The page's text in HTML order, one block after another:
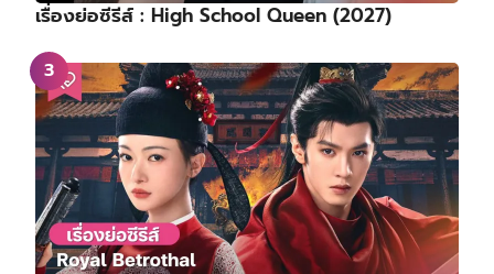
เรื่องย่อซีรีส์ : High School Queen (2027)